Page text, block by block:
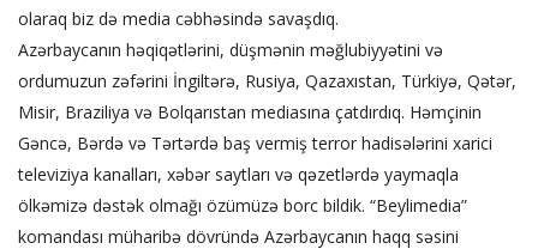
olaraq biz də media cəbhəsində savaşdıq.
Azərbaycanın həqiqətlərini, düşmənin məğlubiyyətini və
ordumuzun zəfərini İngiltərə, Rusiya, Qazaxıstan, Türkiyə, Qətər,
Misir, Braziliya və Bolqarıstan mediasına çatdırdıq. Həmçinin
Gəncə, Bərdə və Tərtərdə baş vermiş terror hadisələrini xarici
televiziya kanalları, xəbər saytları və qəzetlərdə yaymaqla
ölkəmizə dəstək olmağı özümüzə borc bildik. “Beylimedia”
komandası müharibə dövründə Azərbaycanın haqq səsini